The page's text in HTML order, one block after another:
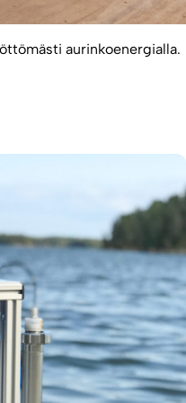
aurinkoenergialla.